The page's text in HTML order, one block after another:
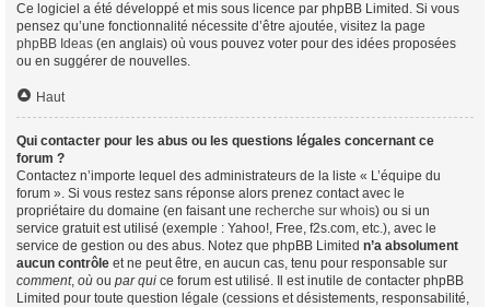
Ce logiciel a été développé et mis sous licence par phpBB Limited. Si vous
pensez qu’une fonctionnalité nécessite d’être ajoutée, visitez la page
phpBB Ideas (en anglais) où vous pouvez voter pour des idées proposées
ou en suggérer de nouvelles.
Haut
Qui contacter pour les abus ou les questions légales concernant ce
forum ?
Contactez n’importe lequel des administrateurs de la liste « L’équipe du
forum ». Si vous restez sans réponse alors prenez contact avec le
propriétaire du domaine (en faisant une recherche sur whois) ou si un
service gratuit est utilisé (exemple : Yahoo!, Free, f2s.com, etc.), avec le
service de gestion ou des abus. Notez que phpBB Limited n’a absolument
aucun contrôle et ne peut être, en aucun cas, tenu pour responsable sur
comment, où ou par qui ce forum est utilisé. Il est inutile de contacter phpBB
Limited pour toute question légale (cessions et désistements, responsabilité,